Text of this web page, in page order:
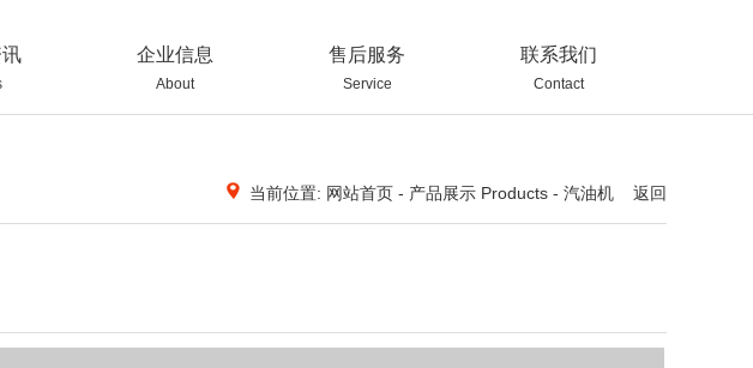
企业信息
About
售后服务
Service
联系我们
Contact
返回
当前位置: 网站首页 - 产品展示 Products - 汽油机